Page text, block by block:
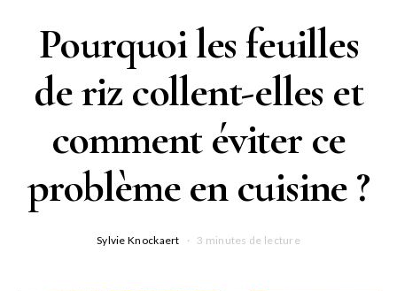
Pourquoi les feuilles
de riz collent-elles et
comment éviter ce
problème en cuisine ?
Sylvie Knockaert 3 minutes de lecture